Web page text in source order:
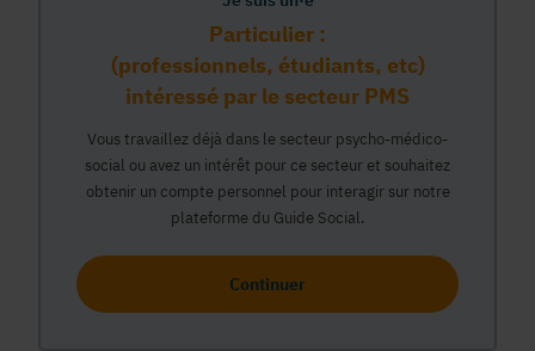
Particulier :
(professionnels, étudiants, etc)
intéressé par le secteur PMS
Vous travaillez déjà dans le secteur psycho-médico-
social ou avez un intérêt pour ce secteur et souhaitez
obtenir un compte personnel pour interagir sur notre
plateforme du Guide Social.
Continuer